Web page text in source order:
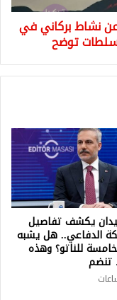
نشاط بركاني في
توضح
يكشف تفاصيل
الدفاعي.. هل يشبه
للناتو؟ وهذه
تنضم